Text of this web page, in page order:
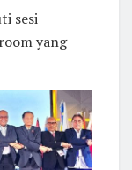
sesi
yang